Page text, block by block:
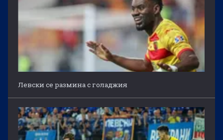
Левски се размина с голаджия